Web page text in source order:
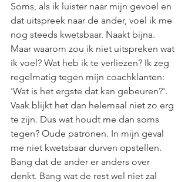
Soms, als ik luister naar mijn gevoel en
dat uitspreek naar de ander, voel ik me
nog steeds kwetsbaar. Naakt bijna.
Maar waarom zou ik niet uitspreken wat
ik voel? Wat heb ik te verliezen? Ik zeg
regelmatig tegen mijn coachklanten:
'Wat is het ergste dat kan gebeuren?'.
Vaak blijkt het dan helemaal niet zo erg
te zijn. Dus wat houdt me dan soms
tegen? Oude patronen. In mijn geval
me niet kwetsbaar durven opstellen.
Bang dat de ander er anders over
denkt. Bang wat de rest wel niet zal